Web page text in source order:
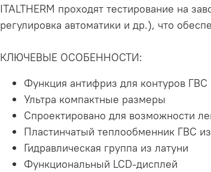
ITALTHERM проходят тестирование на
регулировка автоматики и др.), что
КЛЮЧЕВЫЕ ОСОБЕННОСТИ:
Функция антифриз для контуров ГВС
Ультра компактные размеры
Спроектировано для возможности
Пластинчатый теплообменник ГВС
Гидравлическая группа из латуни
Функциональный LCD-дисплей